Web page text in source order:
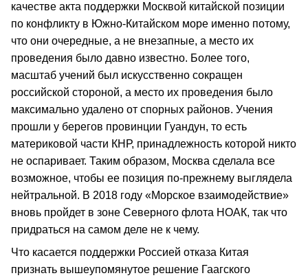
качестве акта поддержки Москвой китайской позиции
по конфликту в Южно-Китайском море именно потому,
что они очередные, а не внезапные, а место их
проведения было давно известно. Более того,
масштаб учений был искусственно сокращен
российской стороной, а место их проведения было
максимально удалено от спорных районов. Учения
прошли у берегов провинции Гуандун, то есть
материковой части КНР, принадлежность которой никто
не оспаривает. Таким образом, Москва сделала все
возможное, чтобы ее позиция по-прежнему выглядела
нейтральной. В 2018 году «Морское взаимодействие»
вновь пройдет в зоне Северного флота НОАК, так что
придраться на самом деле не к чему.
Что касается поддержки Россией отказа Китая
признать вышеупомянутое решение Гаагского